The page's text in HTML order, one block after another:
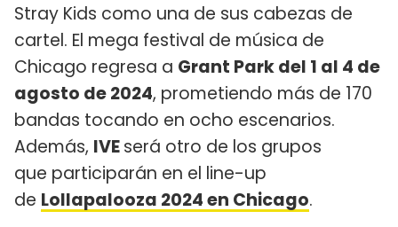
Stray Kids como una de sus cabezas de
cartel. El mega festival de música de
Chicago regresa a Grant Park del 1 al 4 de
agosto de 2024, prometiendo más de 170
bandas tocando en ocho escenarios.
Además, IVEserá otro de los grupos
que participarán en el line-up
de Lollapalooza 2024 en Chicago.